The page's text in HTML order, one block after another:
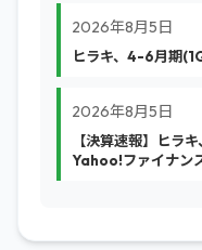
2026年8月5日
ヒラキ、4-6月期
2026年8月5日
【決算速報】ヒラ
Yahoo!ファイナン